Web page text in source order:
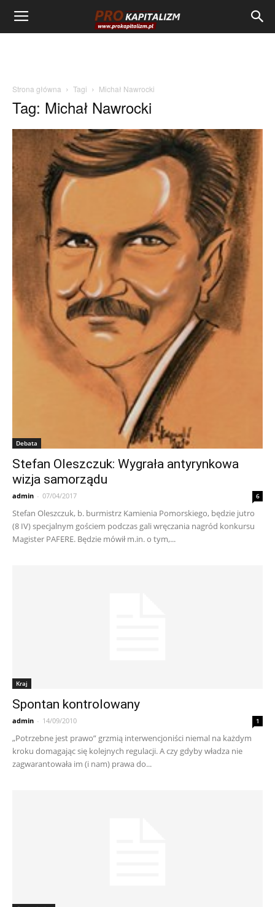
Strona główna Tagi Michał Nawrocki
Tag: Michał Nawrocki
Debata
Stefan Oleszczuk: Wygrała antyrynkowa
wizja samorządu
admin - 07/04/2017 6
Stefan Oleszczuk, b. burmistrz Kamienia Pomorskiego, będzie jutro
(8 IV) specjalnym gościem podczas gali wręczania nagród konkursu
Magister PAFERE. Będzie mówił m.in. o tym,...
Kraj
Spontan kontrolowany
admin - 14/09/2010 1
„Potrzebne jest prawo” grzmią interwencjoniści niemal na każdym
kroku domagając się kolejnych regulacji. A czy gdyby władza nie
zagwarantowała im (i nam) prawa do...